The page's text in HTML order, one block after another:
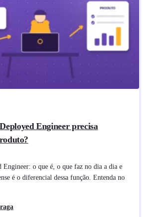
Engineer precisa
Engineer: o que é, o que faz no dia a dia e
é o diferencial dessa função. Entenda no